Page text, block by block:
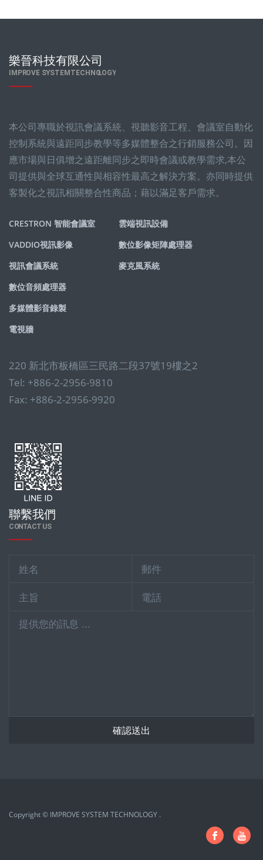
本公司專職於視訊會議系統、視聽影音工程、會議室自動化
控制系統與遠距同步教學等多媒體整合之行銷服務公司。因
應市場與日俱增之遠距離同步之即時會議或教學需求,本公
司提供與全球互通性與相容性最高之解決方案。亦同時提供
客製化之視訊相關整合性商品；藉以滿足客戶需求。
CRESTRON 智能會議室
VADDIO視訊影像
視訊會議系統
雲端視訊設備
數位影像矩陣處理器
麥克風系統
數位音頻處理器
多媒體影音錄製
電視牆
220 新北市板橋區三民路二段37號19樓之2
Tel: +886-2-2956-9810
Fax: +886-2-2956-9920
確認送出
Copyright © IMPROVE SYSTEM TECHNOLOGY .